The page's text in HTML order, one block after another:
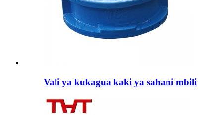
Vali ya kukagua kaki ya sahani mbili